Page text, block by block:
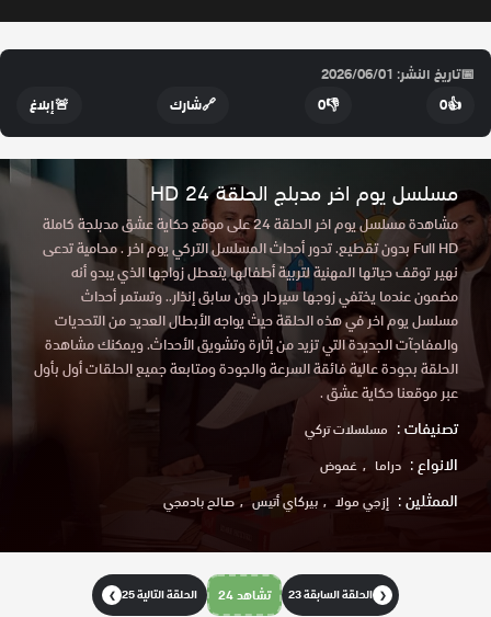
📅تاريخ النشر: 2026/06/01
👍
0
👎
0
🔗شارك 🚨إبلاغ
مسلسل يوم اخر مدبلج الحلقة 24 HD
مشاهدة مسلسل يوم اخر الحلقة 24 على موقع حكاية عشق مدبلجة كاملة
Full HD بدون تقطيع. تدور أحداث المسلسل التركي يوم اخر . محامية تدعى
نهير توقف حياتها المهنية لتربية أطفالها يتعطل زواجها الذي يبدو أنه
مضمون عندما يختفي زوجها سيردار دون سابق إنذار.. وتستمر أحداث
مسلسل يوم اخر في هذه الحلقة حيث يواجه الأبطال العديد من التحديات
والمفاجآت الجديدة التي تزيد من إثارة وتشويق الأحداث. ويمكنك مشاهدة
الحلقة بجودة عالية فائقة السرعة والجودة ومتابعة جميع الحلقات أول بأول
عبر موقعنا حكاية عشق .
تصنيفات : مسلسلات تركي
الانواع : دراما غموض
الممثلين : إزجي مولا بيركاي أتيس صالح بادمجي
❮ الحلقة السابقة 23 تشاهد 24 الحلقة التالية 25 ❯